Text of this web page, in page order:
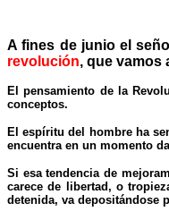
A fines de junio el
revolución, que vamos
El pensamiento de la
conceptos.
El espíritu del hombre ha
encuentra en un momento
Si esa tendencia de
carece de libertad, o
detenida, va depositándose